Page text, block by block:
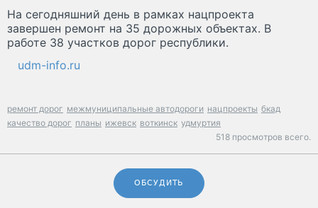
На сегодняшний день в рамках нацпроекта
завершен ремонт на 35 дорожных объектах. В
работе 38 участков дорог республики.
udm-info.ru
ремонт дорог межмуниципальные автодороги нацпроекты бкад
качество дорог планы ижевск воткинск удмуртия
518 просмотров всего.
ОБСУДИТЬ